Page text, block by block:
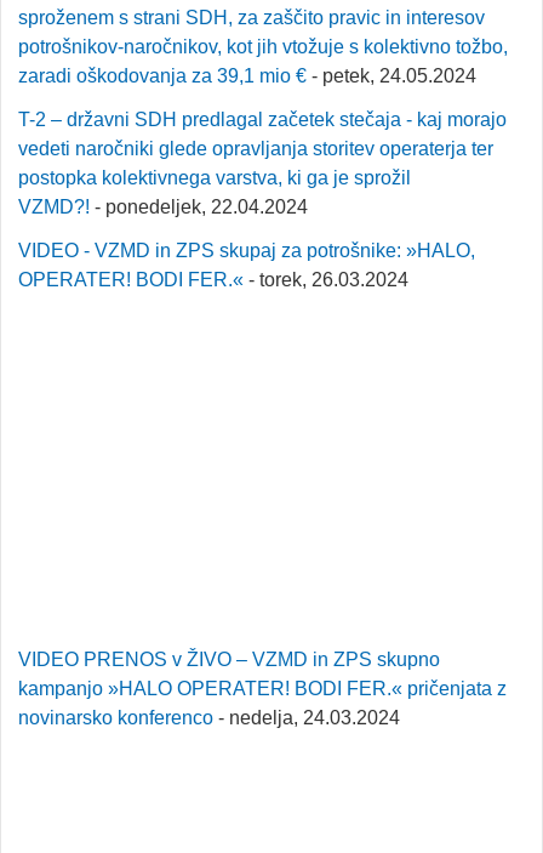
sproženem s strani SDH, za zaščito pravic in interesov
potrošnikov-naročnikov, kot jih vtožuje s kolektivno tožbo,
zaradi oškodovanja za 39,1 mio € - petek, 24.05.2024
T-2 – državni SDH predlagal začetek stečaja - kaj morajo
vedeti naročniki glede opravljanja storitev operaterja ter
postopka kolektivnega varstva, ki ga je sprožil
VZMD?! - ponedeljek, 22.04.2024
VIDEO - VZMD in ZPS skupaj za potrošnike: »HALO,
OPERATER! BODI FER.« - torek, 26.03.2024
VIDEO PRENOS v ŽIVO – VZMD in ZPS skupno
kampanjo »HALO OPERATER! BODI FER.« pričenjata z
novinarsko konferenco - nedelja, 24.03.2024